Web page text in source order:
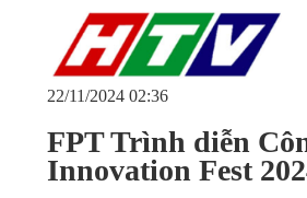
22/11/2024 02:36
FPT Trình diễn
Innovation Fest